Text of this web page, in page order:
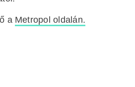
a Metropol oldalán.